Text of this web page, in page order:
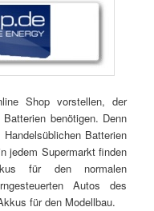
Shop vorstellen, der
benötigen. Denn
Batterien
jedem Supermarkt finden
für den normalen
Autos des
für den Modellbau.